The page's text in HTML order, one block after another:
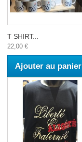
T SHIRT...
22,00 €
Ajouter au panier